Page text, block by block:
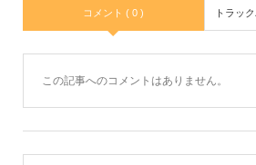
コメント ( 0 ) トラッ
この記事へのコメントはありません。